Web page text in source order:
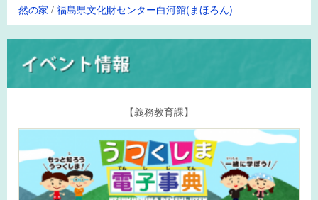
然の家 /福島県文化財センター白河館(まほろん)
【義務教育課】